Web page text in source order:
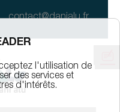
contact@danialu.fr